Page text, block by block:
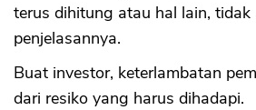
terus dihitung atau hal lain, tidak
penjelasannya.
Buat investor, keterlambatan
dari resiko yang harus dihadapi.